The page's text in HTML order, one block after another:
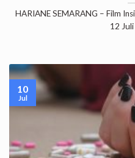
HARIANE SEMARANG – Film
12
10
Jul